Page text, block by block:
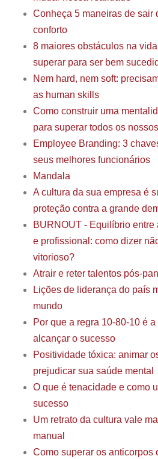
Conheça 5 maneiras de sair
conforto
8 maiores obstáculos na
superar para ser bem
Nem hard, nem soft:
as human skills
Como construir uma
para superar todos os
Employee Branding: 3
seus melhores funcionários
Mandala
A cultura da sua empresa é
proteção contra a grande
BURNOUT - Equilíbrio entre
e profissional: como dizer
vitorioso?
Atrair e reter talentos pós-
Lições de liderança do país
mundo
Por que a regra 10-80-10 é
alcançar o sucesso
Positividade tóxica: animar
prejudicar sua saúde mental
O que é tenacidade e como
sucesso
Um retrato da cultura vale
manual
Como superar os anticorpos